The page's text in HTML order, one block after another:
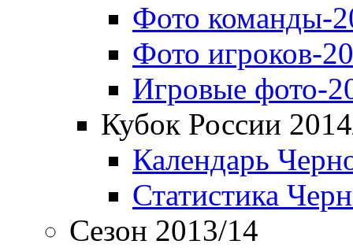
Фото команды-
Фото игроков-
Игровые фото-
Кубок России
Календарь
Статистика
Сезон 2013/14